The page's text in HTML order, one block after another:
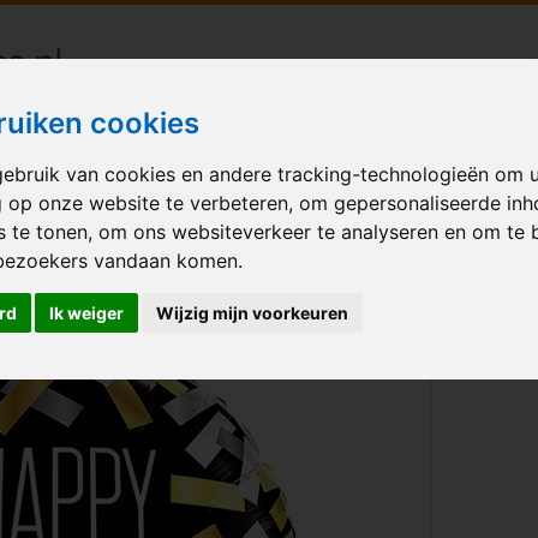
cookies
van cookies en andere tracking-technologieën om
op onze website te verbeteren, om gepersonaliseerde
te tonen, om ons websiteverkeer te analyseren en om te
vandaan komen.
Ik weiger Wijzig mijn voorkeuren
bezorgd in heel Nederland
Strips
BALLONNEN GELEGENHEID VERHUUR BEDRUKKEN